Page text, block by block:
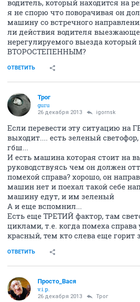
водитель, который находится на
я не спорю что поворачивая он
машину со встречного
ли действия водителя
нерегулируемого выезда который
ВТОРОСТЕПЕННЫМ?
ОТВЕТИТЬ
Трог
guru
26 декабря 2013 igornsk
Если перевести эту ситуацию на
выходит.... есть зеленый
гбш...
И есть машина которая стоит на
руководствуясь чем он должен
помехой справа? хорошо, он
машин нет и поехал такой себе
машину едут, и им зеленый
А и еще вспомнил...
Есть еще ТРЕТИЙ фактор, там
циклами, т.е. когда помеха справа
красный, тем кто слева еще горит
ОТВЕТИТЬ
Просто_Вася
v.i.p.
26 декабря 2013 Трог